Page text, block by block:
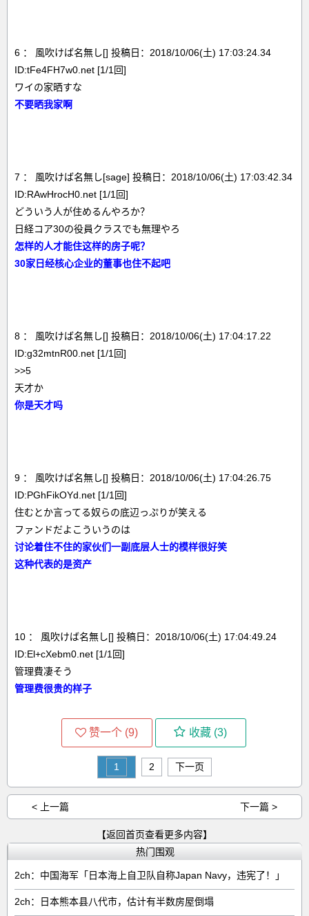
6 ： 風吹けば名無し[] 投稿日：2018/10/06(土) 17:03:24.34
ID:tFe4FH7w0.net [1/1回]
ワイの家晒すな
不要晒我家啊
7 ： 風吹けば名無し[sage] 投稿日：2018/10/06(土) 17:03:42.34
ID:RAwHrocH0.net [1/1回]
どういう人が住めるんやろか？
日経コア30の役員クラスでも無理やろ
怎样的人才能住这样的房子呢？
30家日经核心企业的董事也住不起吧
8 ： 風吹けば名無し[] 投稿日：2018/10/06(土) 17:04:17.22
ID:g32mtnR00.net [1/1回]
>>5
天才か
你是天才吗
9 ： 風吹けば名無し[] 投稿日：2018/10/06(土) 17:04:26.75
ID:PGhFikOYd.net [1/1回]
住むとか言ってる奴らの底辺っぷりが笑える
ファンドだよこういうのは
讨论着住不住的家伙们一副底层人士的模样很好笑
这种代表的是资产
10 ： 風吹けば名無し[] 投稿日：2018/10/06(土) 17:04:49.24
ID:El+cXebm0.net [1/1回]
管理費凄そう
管理费很贵的样子
赞一个 (9) 收藏 (3)
1 2 下一页
< 上一篇 下一篇 >
【返回首页查看更多内容】
热门围观
2ch：中国海军「日本海上自卫队自称Japan Navy，违宪了！」
2ch：日本熊本县八代市，估计有半数房屋倒塌